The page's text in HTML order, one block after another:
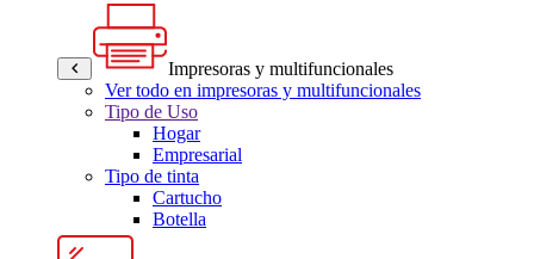
Impresoras y multifuncionales
Ver todo en impresoras y multifuncionales
Tipo de Uso
Hogar
Empresarial
Tipo de tinta
Cartucho
Botella